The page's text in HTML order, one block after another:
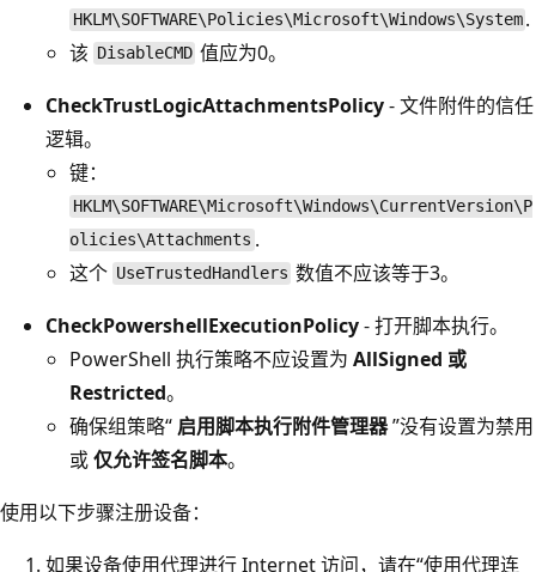
HKLM\SOFTWARE\Policies\Microsoft\Windows\System .
该 DisableCMD 值应为0。
CheckTrustLogicAttachmentsPolicy- 文件附件的信任
逻辑。
键：
HKLM\SOFTWARE\Microsoft\Windows\CurrentVersion\P
olicies\Attachments .
这个 UseTrustedHandlers 数值不应该等于3。
CheckPowershellExecutionPolicy- 打开脚本执行。
PowerShell 执行策略不应设置为 AllSigned 或
Restricted。
确保组策略“ 启用脚本执行附件管理器”没有设置为禁用
或仅允许签名脚本。
使用以下步骤注册设备：
如果设备使用代理进行 Internet 访问，请在“使用代理连